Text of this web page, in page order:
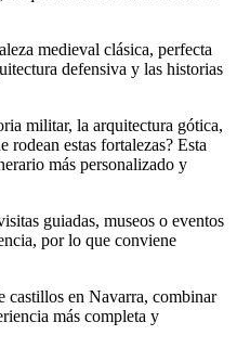
medieval clásica, perfecta
defensiva y las historias
militar, la arquitectura gótica,
rodean estas fortalezas? Esta
más personalizado y
guiadas, museos o eventos
por lo que conviene
castillos en Navarra, combinar
más completa y